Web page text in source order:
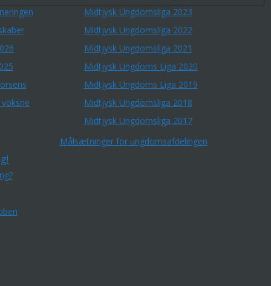
Midtjysk Ungdomsliga 2023
Midtjysk Ungdomsliga 2022
Midtjysk Ungdomsliga 2021
Midtjysk Ungdoms Liga 2020
Midtjysk Ungdoms Liga 2019
Midtjysk Ungdomsliga 2018
Midtjysk Ungdomsliga 2017
Målsætninger for ungdomsafdelingen